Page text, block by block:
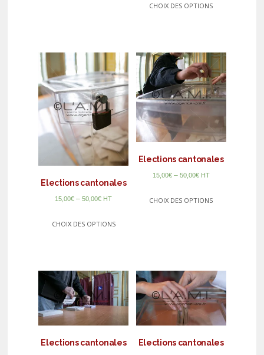
CHOIX DES OPTIONS
Elections cantonales
15,00€ –50,00€ HT
CHOIX DES OPTIONS
Elections cantonales
15,00€– 50,00€ HT
CHOIX DES OPTIONS
Elections cantonales Elections cantonales